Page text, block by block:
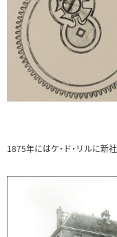
1875年にはケ・ド・リルに新